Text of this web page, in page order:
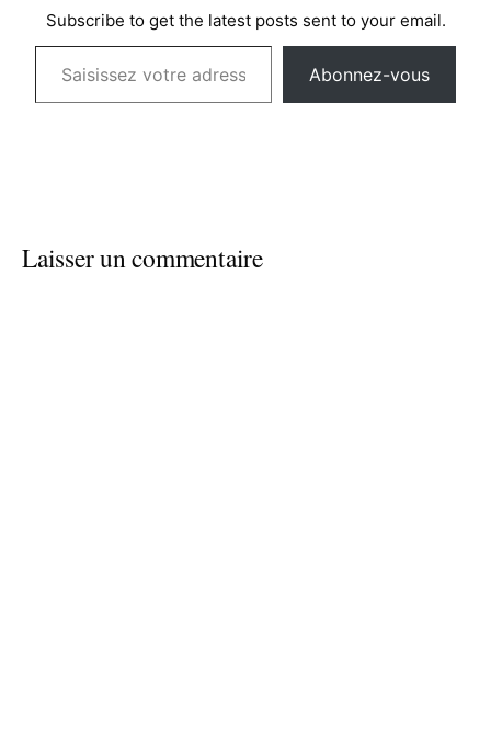
Subscribe to get the latest posts sent to your email.
Saisissez votre adresse e-mail…
Abonnez-vous
Laisser un commentaire